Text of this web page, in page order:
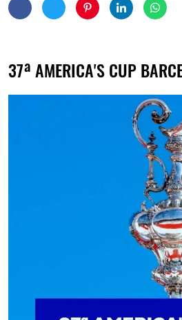
37ª AMERICA'S CUP